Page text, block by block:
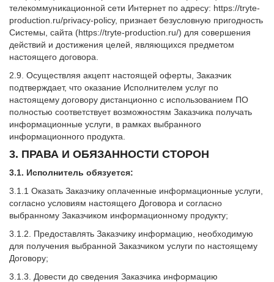
телекоммуникационной сети Интернет по адресу: https://tryte-
production.ru/privacy-policy, признает безусловную пригодность
Системы, сайта (https://tryte-production.ru/) для совершения
действий и достижения целей, являющихся предметом
настоящего договора.
2.9. Осуществляя акцепт настоящей оферты, Заказчик
подтверждает, что оказание Исполнителем услуг по
настоящему договору дистанционно с использованием ПО
полностью соответствует возможностям Заказчика получать
информационные услуги, в рамках выбранного
информационного продукта.
3. ПРАВА И ОБЯЗАННОСТИ СТОРОН
3.1. Исполнитель обязуется:
3.1.1 Оказать Заказчику оплаченные информационные услуги,
согласно условиям настоящего Договора и согласно
выбранному Заказчиком информационному продукту;
3.1.2. Предоставлять Заказчику информацию, необходимую
для получения выбранной Заказчиком услуги по настоящему
Договору;
3.1.3. Довести до сведения Заказчика информацию